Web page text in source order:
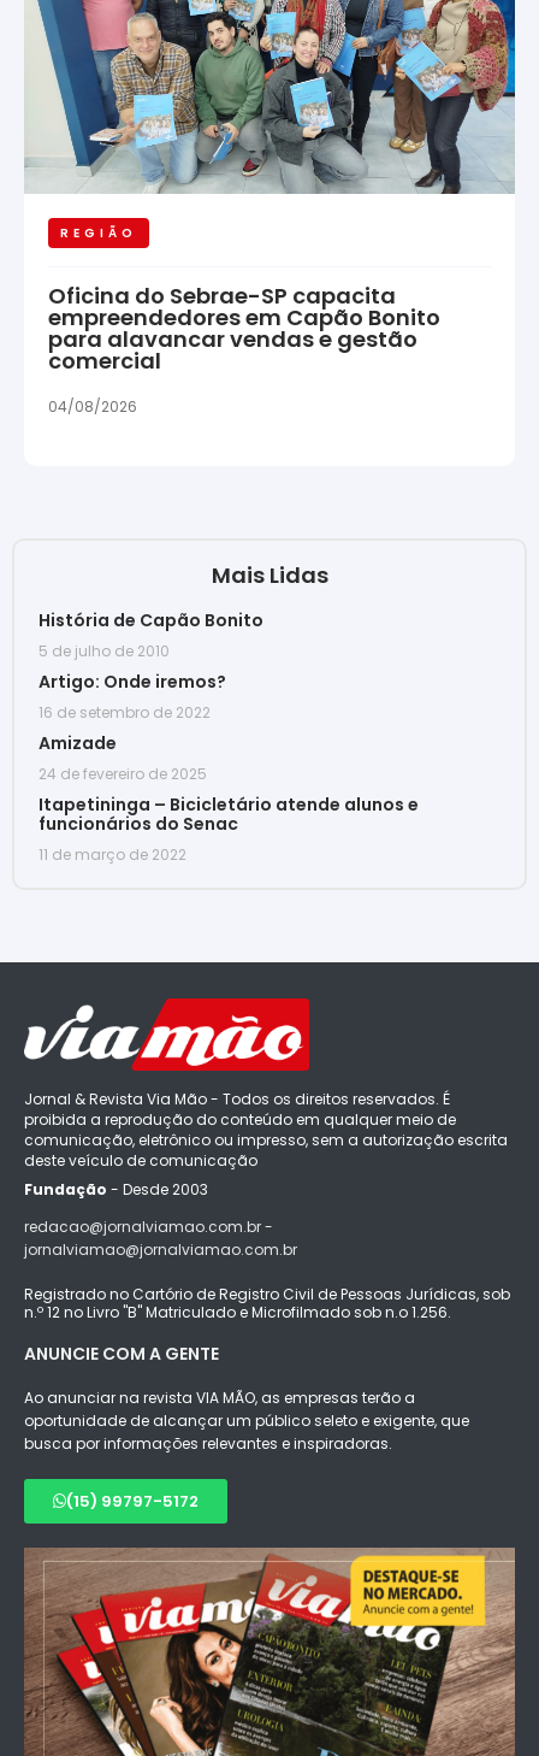
REGIÃO
Oficina do Sebrae-SP capacita
empreendedores em Capão Bonito
para alavancar vendas e gestão
comercial
04/08/2026
Mais Lidas
História de Capão Bonito
5 de julho de 2010
Artigo: Onde iremos?
16 de setembro de 2022
Amizade
24 de fevereiro de 2025
Itapetininga – Bicicletário atende alunos e
funcionários do Senac
11 de março de 2022
Jornal & Revista Via Mão - Todos os direitos reservados. É
proibida a reprodução do conteúdo em qualquer meio de
comunicação, eletrônico ou impresso, sem a autorização escrita
deste veículo de comunicação
Fundação - Desde 2003
redacao@jornalviamao.com.br -
jornalviamao@jornalviamao.com.br
Registrado no Cartório de Registro Civil de Pessoas Jurídicas, sob
n.º 12 no Livro "B" Matriculado e Microfilmado sob n.o 1.256.
ANUNCIE COM A GENTE
Ao anunciar na revista VIA MÃO, as empresas terão a
oportunidade de alcançar um público seleto e exigente, que
busca por informações relevantes e inspiradoras.
(15) 99797-5172